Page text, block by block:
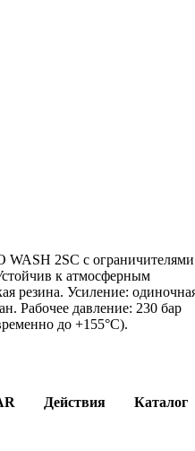
2SC с ограничителями
к атмосферным
резина. Усиление:
Рабочее давление: 230 бар
до +155°C).
Действия Каталог